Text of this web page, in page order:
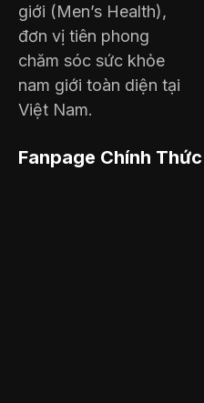
giới (Men’s Health),
đơn vị tiên phong
chăm sóc sức khỏe
nam giới toàn diện tại
Việt Nam.
Fanpage Chính Thức